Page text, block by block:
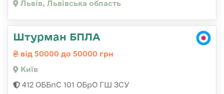
Львів, Львівська область
Штурман БПЛА
від 50000 до 50000 грн
Київ
412 ОББпС 101 ОБрО ГШ ЗСУ